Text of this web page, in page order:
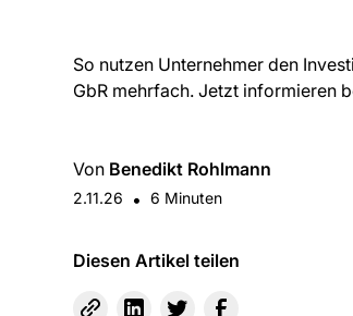
So nutzen Unternehmer den
GbR mehrfach. Jetzt informieren
Von Benedikt Rohlmann
2.11.26 • 6 Minuten
Diesen Artikel teilen